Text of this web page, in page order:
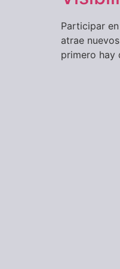
Participar
atrae
primero hay